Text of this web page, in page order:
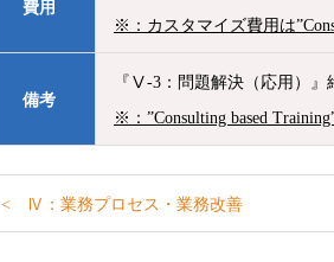
費用
※：カスタマイズ費用は
備考
『Ⅴ-3：問題解決（応用）』
※：”Consulting based
< Ⅳ：業務プロセス・業務改善